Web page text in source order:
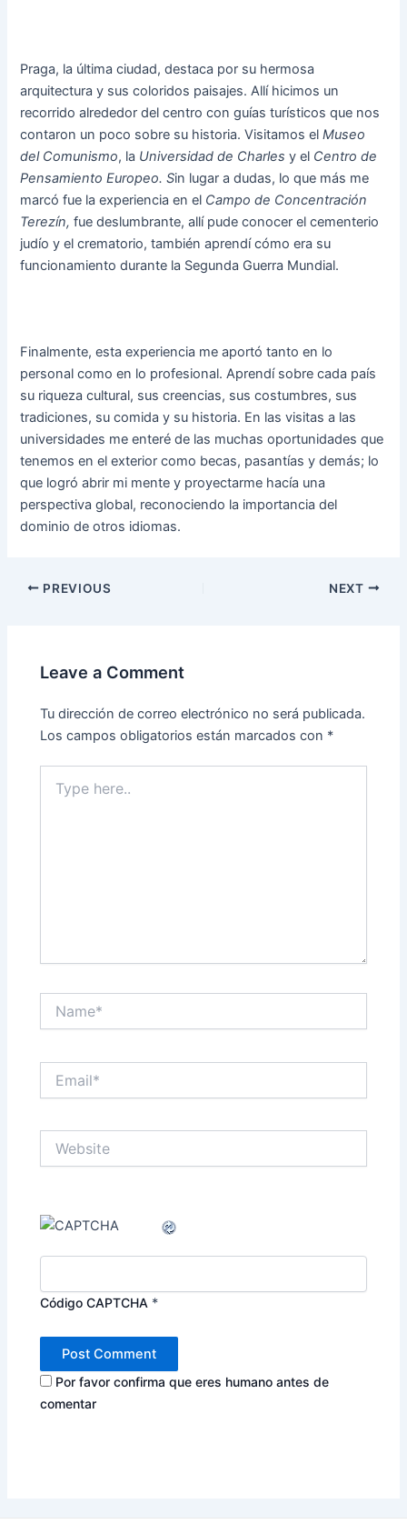
Praga, la última ciudad, destaca por su hermosa
arquitectura y sus coloridos paisajes. Allí hicimos un
recorrido alrededor del centro con guías turísticos que nos
contaron un poco sobre su historia. Visitamos elMuseo
del Comunismo, la Universidad de Charles y el Centro de
Pensamiento Europeo. Sin lugar a dudas, lo que más me
marcó fue la experiencia en el Campo de Concentración
Terezín, fue deslumbrante, allí pude conocer el cementerio
judío y el crematorio, también aprendí cómo era su
funcionamiento durante la Segunda Guerra Mundial.
Finalmente, esta experiencia me aportó tanto en lo
personal como en lo profesional. Aprendí sobre cada país
su riqueza cultural, sus creencias, sus costumbres, sus
tradiciones, su comida y su historia. En las visitas a las
universidades me enteré de las muchas oportunidades que
tenemos en el exterior como becas, pasantías y demás; lo
que logró abrir mi mente y proyectarme hacía una
perspectiva global, reconociendo la importancia del
dominio de otros idiomas.
PREVIOUS NEXT
Leave a Comment
Tu dirección de correo electrónico no será publicada.
Los campos obligatorios están marcados con *
here..
Código CAPTCHA *
Por favor confirma que eres humano antes de
comentar